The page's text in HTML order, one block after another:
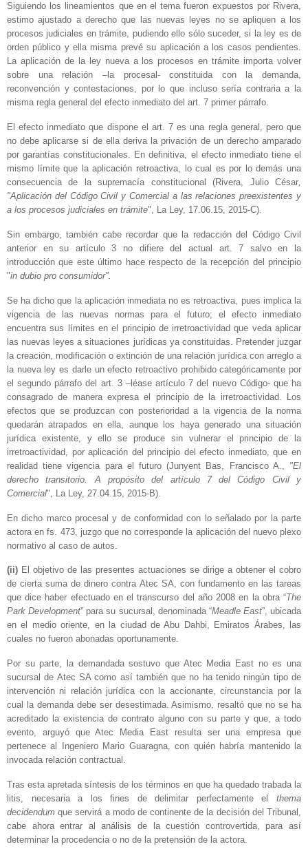
Siguiendo los lineamientos que en el tema fueron expuestos por Rivera,
estimo ajustado a derecho que las nuevas leyes no se apliquen a los
procesos judiciales en trámite, pudiendo ello sólo suceder, si la ley es de
orden público y ella misma prevé su aplicación a los casos pendientes.
La aplicación de la ley nueva a los procesos en trámite importa volver
sobre una relación –la procesal- constituida con la demanda,
reconvención y contestaciones, por lo que incluso sería contraria a la
misma regla general del efecto inmediato del art. 7 primer párrafo.
El efecto inmediato que dispone el art. 7 es una regla general, pero que
no debe aplicarse si de ella deriva la privación de un derecho amparado
por garantías constitucionales. En definitiva, el efecto inmediato tiene el
mismo límite que la aplicación retroactiva, lo cual es por lo demás una
consecuencia de la supremacía constitucional (Rivera, Julio César,
"Aplicación del Código Civil y Comercial a las relaciones preexistentes y
a los procesos judiciales en trámite", La Ley, 17.06.15, 2015-C).
Sin embargo, también cabe recordar que la redacción del Código Civil
anterior en su artículo 3 no difiere del actual art. 7 salvo en la
introducción que este último hace respecto de la recepción del principio
"in dubio pro consumidor".
Se ha dicho que la aplicación inmediata no es retroactiva, pues implica la
vigencia de las nuevas normas para el futuro; el efecto inmediato
encuentra sus límites en el principio de irretroactividad que veda aplicar
las nuevas leyes a situaciones jurídicas ya constituidas. Pretender juzgar
la creación, modificación o extinción de una relación jurídica con arreglo a
la nueva ley es darle un efecto retroactivo prohibido categóricamente por
el segundo párrafo del art. 3 –léase artículo 7 del nuevo Código- que ha
consagrado de manera expresa el principio de la irretroactividad. Los
efectos que se produzcan con posterioridad a la vigencia de la norma
quedarán atrapados en ella, aunque los haya generado una situación
jurídica existente, y ello se produce sin vulnerar el principio de la
irretroactividad, por aplicación del principio del efecto inmediato, que en
realidad tiene vigencia para el futuro (Junyent Bas, Francisco A., "El
derecho transitorio. A propósito del artículo 7 del Código Civil y
Comercial", La Ley, 27.04.15, 2015-B).
En dicho marco procesal y de conformidad con lo señalado por la parte
actora en fs. 473, juzgo que no corresponde la aplicación del nuevo plexo
normativo al caso de autos.
(ii) El objetivo de las presentes actuaciones se dirige a obtener el cobro
de cierta suma de dinero contra Atec SA, con fundamento en las tareas
que dice haber efectuado en el transcurso del año 2008 en la obra “The
Park Development” para su sucursal, denominada “Meadle East”, ubicada
en el medio oriente, en la ciudad de Abu Dahbi, Emiratos Árabes, las
cuales no fueron abonadas oportunamente.
Por su parte, la demandada sostuvo que Atec Media East no es una
sucursal de Atec SA como así también que no ha tenido ningún tipo de
intervención ni relación jurídica con la accionante, circunstancia por la
cual la demanda debe ser desestimada. Asimismo, resaltó que no se ha
acreditado la existencia de contrato alguno con su parte y que, a todo
evento, arguyó que Atec Media East resulta ser una empresa que
pertenece al Ingeniero Mario Guaragna, con quién habría mantenido la
invocada relación contractual.
Tras esta apretada síntesis de los términos en que ha quedado trabada la
litis, necesaria a los fines de delimitar perfectamente el thema
decidendumque servirá a modo de continente de la decisión del Tribunal,
cabe ahora entrar al análisis de la cuestión controvertida, para así
determinar la procedencia o no de la pretensión de la actora.